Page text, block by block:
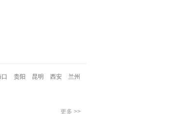
贵阳 昆明 西安
兰州
更多 >>